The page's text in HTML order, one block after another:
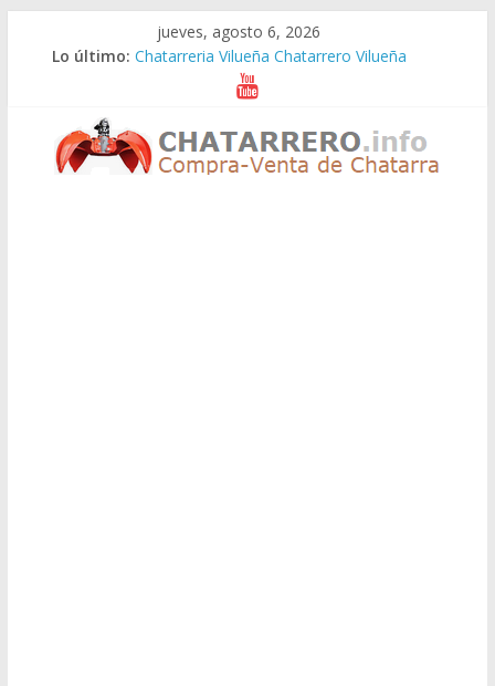
jueves, agosto 6, 2026
Lo último: Chatarreria Vilueña Chatarrero Vilueña
Chatarreria Zuera Chatarrero Zuera
Chatarreria Zaragoza Chatarrero Zaragoza
Chatarreria Zaida Chatarrero Zaida
Chatarreria Vistabella Chatarrero Vistabella